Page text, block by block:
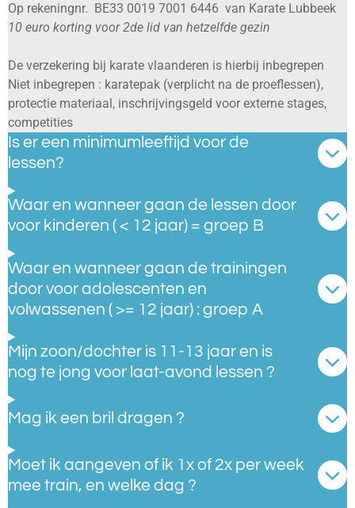
Op rekeningnr.
BE33 0019 7001 6446 van Karate Lubbeek
10 euro korting voor 2de lid van hetzelfde gezin
De verzekering bij karate vlaanderen is hierbij inbegrepen
Niet inbegrepen : karatepak (verplicht na de proeflessen),
protectie materiaal, inschrijvingsgeld voor externe stages,
competities
Is er een minimumleeftijd voor de
lessen?
Waar en wanneer gaan de lessen door
voor kinderen ( < 12 jaar) = groep B
Waar en wanneer gaan de trainingen
door voor adolescenten en
volwassenen ( >= 12 jaar) : groep A
Mijn zoon/dochter is 11-13 jaar en is
nog te jong voor laat-avond lessen ?
Mag ik een bril dragen ?
Moet ik aangeven of ik 1x of 2x per week
mee train, en welke dag ?